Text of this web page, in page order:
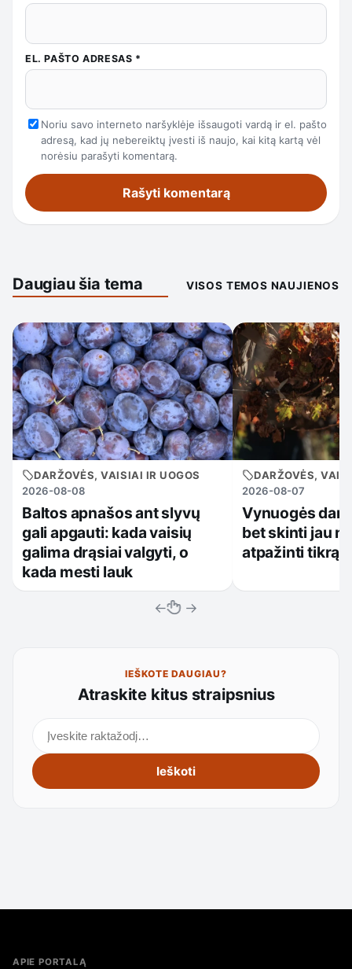
EL. PAŠTO ADRESAS *
Noriu savo interneto naršyklėje išsaugoti vardą ir el. pašto
adresą, kad jų nebereiktų įvesti iš naujo, kai kitą kartą vėl
norėsiu parašyti komentarą.
Daugiau šia tema VISOS TEMOS NAUJIENOS
DARŽOVĖS, VAISIAI IR UOGOS
2026-08-08
Baltos apnašos ant slyvų
gali apgauti: kada vaisių
galima drąsiai valgyti, o
kada mesti lauk
DARŽOVĖS,
2026-08-07
Vynuogės dar
bet skinti jau
atpažinti tikrą
← →
IEŠKOTE DAUGIAU?
Atraskite kitus straipsnius
Ieškoti
APIE PORTALĄ